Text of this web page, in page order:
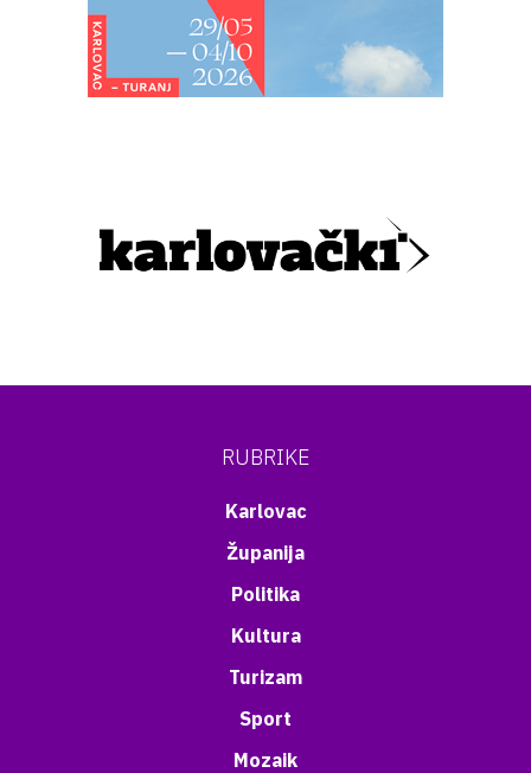
RUBRIKE
Karlovac
Županija
Politika
Kultura
Turizam
Sport
Mozaik